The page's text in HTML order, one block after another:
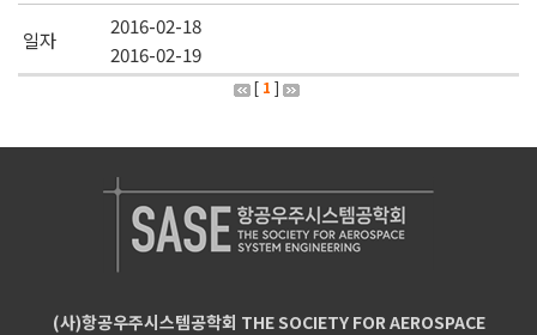
2016-02-18
2016-02-19
[ 1 ]
(사)항공우주시스템공학회 THE SOCIETY FOR AEROSPACE